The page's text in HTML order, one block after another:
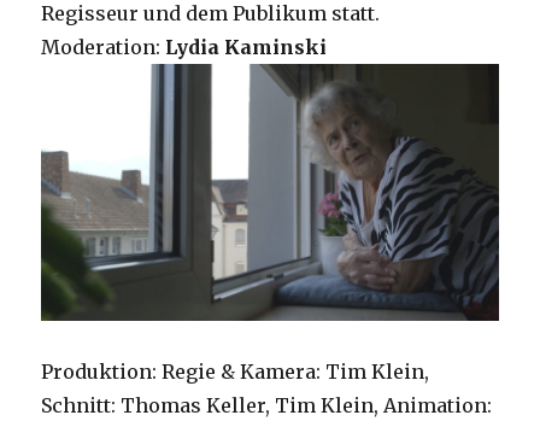
Regisseur und dem Publikum statt.
Moderation: Lydia Kaminski
Produktion: Regie & Kamera: Tim Klein,
Schnitt: Thomas Keller, Tim Klein, Animation: